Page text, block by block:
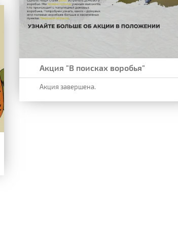
Акция "В поисках воробья"
Акция завершена.